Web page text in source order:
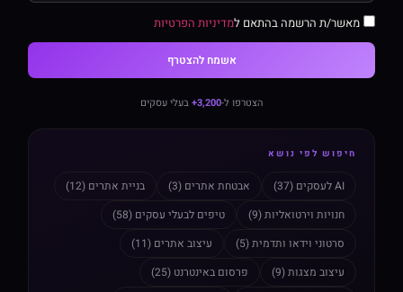
מאשר/ת הרשמה בהתאם למדיניות הפרטיות
אשמח להצטרף
הצטרפו ל-3,200+ בעלי עסקים
חיפוש לפי נושא
AI לעסקים (37) אבטחת אתרים (3)
בניית אתרים (12)
חנויות וירטואליות (9)
טיפים לבעלי עסקים (58)
סרטוני וידאו ותדמית (5)
עיצוב אתרים (11)
עיצוב מצגות (9)
פרסום באינטרנט (25)